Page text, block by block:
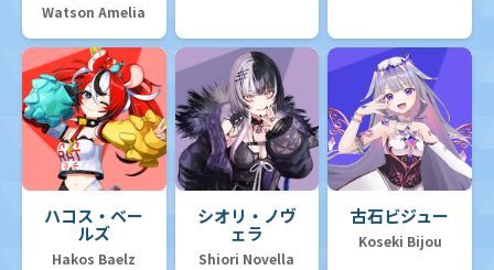
Watson Amelia
ハコス・ベー
ルズ
Hakos Baelz
シオリ・ノヴ
ェラ
Shiori Novella
古石ビジュー
Koseki Bijou